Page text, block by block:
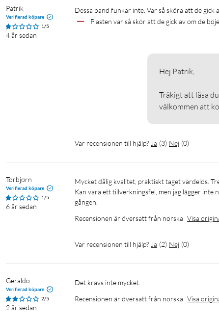
Patrik
Verifierad köpare
1/5
4 år sedan
Dessa band funkar inte. Var så sköra att de
Plasten var så skör att de gick av om de
Hej Patrik,
Tråkigt att läsa
välkommen att
Var recensionen till hjälp? Ja (3) Nej (0)
Torbjørn
Verifierad köpare
1/5
6 år sedan
Mycket dålig kvalitet, praktiskt taget värdelös. Tre av fyra band rök när jag drog åt dem för hand.
Kan vara ett tillverkningsfel, men jag lägger inte
Recensionen är översatt från norska Visa
Var recensionen till hjälp? Ja (2) Nej (0)
Geraldo
Verifierad köpare
2/5
2 år sedan
Det krävs inte mycket.
Recensionen är översatt från norska Visa